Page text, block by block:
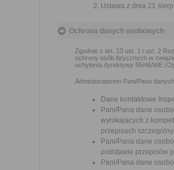
Ustawa z dnia 21
Ochrona danych osobowych
Zgodnie z art. 13 ust. 1 i ust. 2
ochrony osób fizycznych w
uchylenia dyrektywy 95/46/WE
Administratorem Pani/Pana
Dane kontaktowe
Pani/Pana dane
wynikających z
przepisach
Pani/Pana dane
podstawie przepisów
Pani/Pana dane